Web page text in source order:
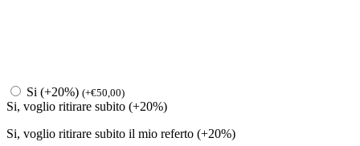
Si (+20%) (+€50,00)
Si, voglio ritirare subito (+20%)
Si, voglio ritirare subito il mio referto (+20%)